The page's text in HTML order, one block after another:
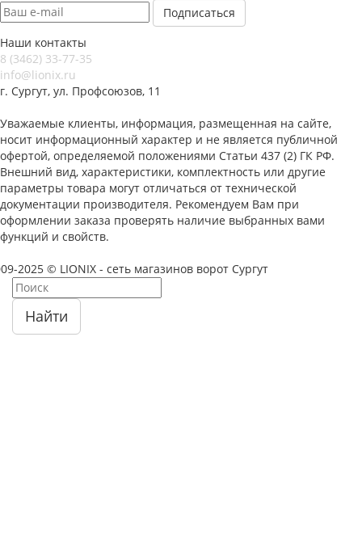
Наши контакты
8 (3462) 33-77-35
info@lionix.ru
г. Сургут, ул. Профсоюзов, 11
Уважаемые клиенты, информация, размещенная на сайте,
носит информационный характер и не является публичной
офертой, определяемой положениями Статьи 437 (2) ГК РФ.
Внешний вид, характеристики, комплектность или другие
параметры товара могут отличаться от технической
документации производителя. Рекомендуем Вам при
оформлении заказа проверять наличие выбранных вами
функций и свойств.
2025 © LIONIX - сеть магазинов ворот Сургут
Найти